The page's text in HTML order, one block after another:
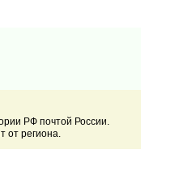
РФ почтой России.
от региона.